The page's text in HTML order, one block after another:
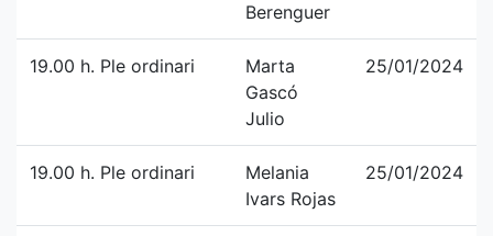
Berenguer
19.00 h. Ple ordinari
Marta
Gascó
Julio
25/01/2024
19.00 h. Ple ordinari
Melania
Ivars Rojas
25/01/2024